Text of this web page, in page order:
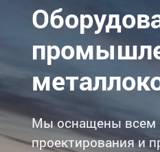
Мы оснащены всем
проектирования и